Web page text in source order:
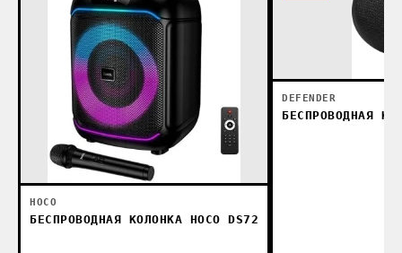
HOCO
БЕСПРОВОДНАЯ КОЛОНКА HOCO DS72
DEFENDER
БЕСПРОВОДНАЯ